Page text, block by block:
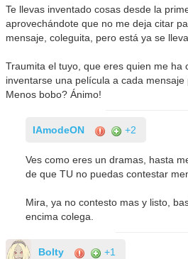
Te llevas inventado cosas desde la
aprovechándote que no me deja citar
mensaje, coleguita, pero está ya se
Traumita el tuyo, que eres quien me ha
inventarse una película a cada
Menos bobo? Ánimo!
IAmodeON +2
Ves como eres un dramas, hasta
de que TU no puedas contestar
Mira, ya no contesto mas y listo,
encima colega.
Bolty +1